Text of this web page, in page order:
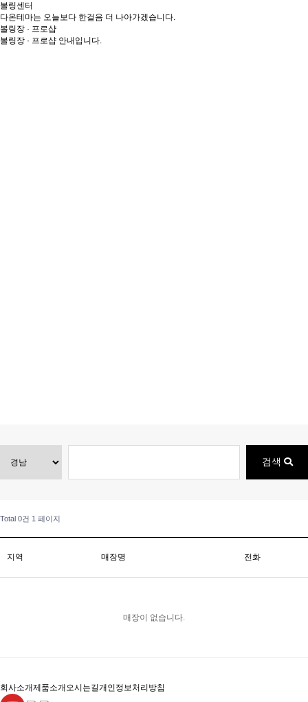
볼링센터
다온테마는 오늘보다 한걸음 더 나아가겠습니다.
볼링장 · 프로샵
볼링장 · 프로샵 안내입니다.
검색
Total 0건 1 페이지
지역 매장명 전화
매장이 없습니다.
회사소개제품소개 오시는길개인정보처리방침